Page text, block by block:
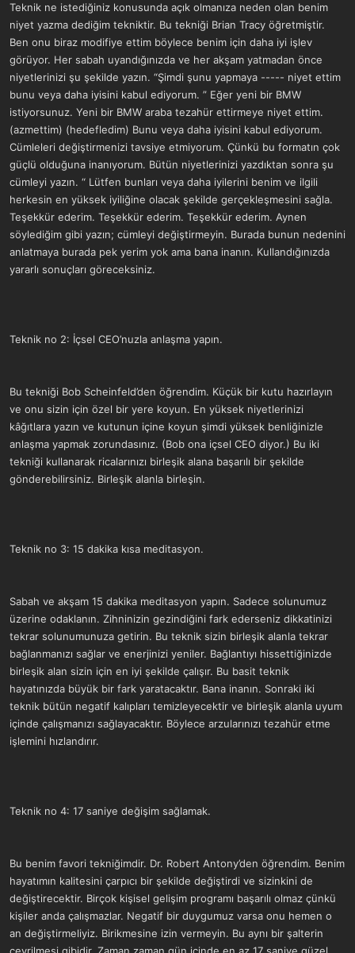
Teknik ne istediğiniz konusunda açık olmanıza neden olan benim
niyet yazma dediğim tekniktir. Bu tekniği Brian Tracy öğretmiştir.
Ben onu biraz modifiye ettim böylece benim için daha iyi işlev
görüyor. Her sabah uyandığınızda ve her akşam yatmadan önce
niyetlerinizi şu şekilde yazın. “Şimdi şunu yapmaya ----- niyet ettim
bunu veya daha iyisini kabul ediyorum. ” Eğer yeni bir BMW
istiyorsunuz. Yeni bir BMW araba tezahür ettirmeye niyet ettim.
(azmettim) (hedefledim) Bunu veya daha iyisini kabul ediyorum.
Cümleleri değiştirmenizi tavsiye etmiyorum. Çünkü bu formatın çok
güçlü olduğuna inanıyorum. Bütün niyetlerinizi yazdıktan sonra şu
cümleyi yazın. “ Lütfen bunları veya daha iyilerini benim ve ilgili
herkesin en yüksek iyiliğine olacak şekilde gerçekleşmesini sağla.
Teşekkür ederim. Teşekkür ederim. Teşekkür ederim. Aynen
söylediğim gibi yazın; cümleyi değiştirmeyin. Burada bunun nedenini
anlatmaya burada pek yerim yok ama bana inanın. Kullandığınızda
yararlı sonuçları göreceksiniz.
Teknik no 2: İçsel CEO’nuzla anlaşma yapın.
Bu tekniği Bob Scheinfeld’den öğrendim. Küçük bir kutu hazırlayın
ve onu sizin için özel bir yere koyun. En yüksek niyetlerinizi
kâğıtlara yazın ve kutunun içine koyun şimdi yüksek benliğinizle
anlaşma yapmak zorundasınız. (Bob ona içsel CEO diyor.) Bu iki
tekniği kullanarak ricalarınızı birleşik alana başarılı bir şekilde
gönderebilirsiniz. Birleşik alanla birleşin.
Teknik no 3: 15 dakika kısa meditasyon.
Sabah ve akşam 15 dakika meditasyon yapın. Sadece solunumuz
üzerine odaklanın. Zihninizin gezindiğini fark ederseniz dikkatinizi
tekrar solunumunuza getirin. Bu teknik sizin birleşik alanla tekrar
bağlanmanızı sağlar ve enerjinizi yeniler. Bağlantıyı hissettiğinizde
birleşik alan sizin için en iyi şekilde çalışır. Bu basit teknik
hayatınızda büyük bir fark yaratacaktır. Bana inanın. Sonraki iki
teknik bütün negatif kalıpları temizleyecektir ve birleşik alanla uyum
içinde çalışmanızı sağlayacaktır. Böylece arzularınızı tezahür etme
işlemini hızlandırır.
Teknik no 4: 17 saniye değişim sağlamak.
Bu benim favori tekniğimdir. Dr. Robert Antony’den öğrendim. Benim
hayatımın kalitesini çarpıcı bir şekilde değiştirdi ve sizinkini de
değiştirecektir. Birçok kişisel gelişim programı başarılı olmaz çünkü
kişiler anda çalışmazlar. Negatif bir duygumuz varsa onu hemen o
an değiştirmeliyiz. Birikmesine izin vermeyin. Bu aynı bir şalterin